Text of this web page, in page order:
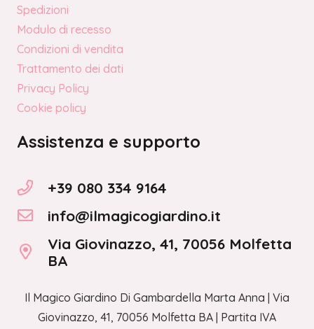
Spedizioni
Modulo di recesso
Condizioni di vendita
Trattamento dei dati
Privacy Policy
Cookie policy
Assistenza e supporto
+39 080 334 9164
info@ilmagicogiardino.it
Via Giovinazzo, 41, 70056 Molfetta
BA
Il Magico Giardino Di Gambardella Marta Anna | Via
Giovinazzo, 41, 70056 Molfetta BA | Partita IVA